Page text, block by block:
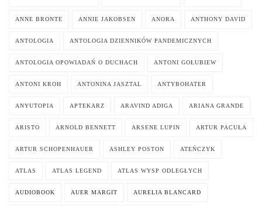
ANNE BRONTE ANNIE JAKOBSEN ANORA ANTHONY DAVID
ANTOLOGIA ANTOLOGIA DZIENNIKÓW PANDEMICZNYCH
ANTOLOGIA OPOWIADAŃ O DUCHACH ANTONI GOŁUBIEW
ANTONI KROH ANTONINA JASZTAL ANTYBOHATER
ANYUTOPIA APTEKARZ ARAVIND ADIGA ARIANA GRANDE
ARISTO ARNOLD BENNETT ARSENE LUPIN ARTUR PACUŁA
ARTUR SCHOPENHAUER ASHLEY POSTON ATEŃCZYK
ATLAS ATLAS LEGEND ATLAS WYSP ODLEGŁYCH
AUDIOBOOK AUER MARGIT AURELIA BLANCARD